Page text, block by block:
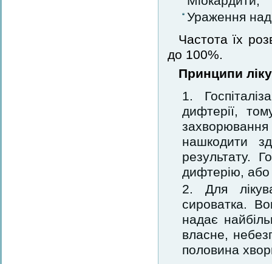
Ураження
Частота їх
до 100%.
Принципи
дифтерії,
нашкодити
результату.
дифтерію, або
Для
сироватка.
надає
власне,
половина